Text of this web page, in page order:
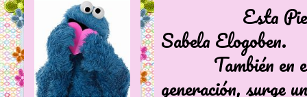
Esta Pierina
Sabela Elogoben.
También en el
generación, surge